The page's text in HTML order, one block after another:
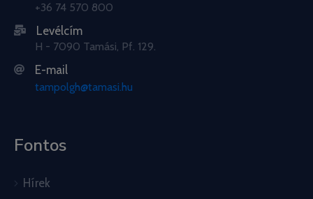
+36 74 570 800
Levélcím
H - 7090 Tamási, Pf. 129.
E-mail
tampolgh@tamasi.hu
Fontos
Hírek